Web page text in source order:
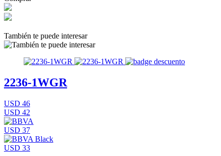
También te puede interesar
2236-1WGR
USD 46
USD 42
USD 37
USD 33